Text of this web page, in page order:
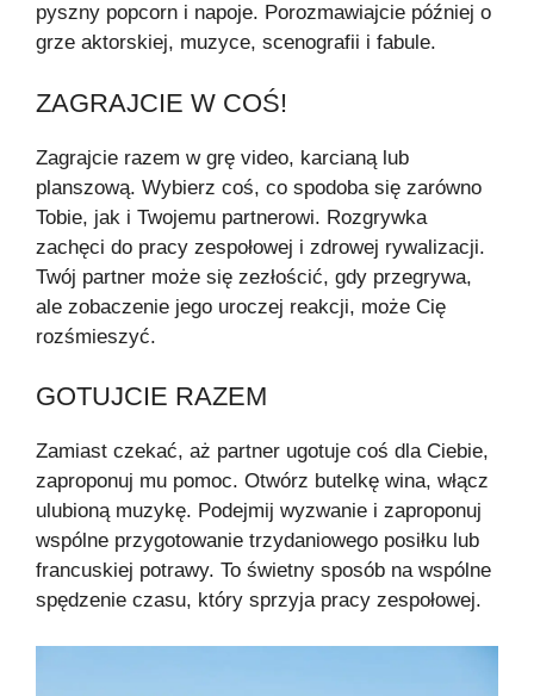
pyszny popcorn i napoje. Porozmawiajcie później o
grze aktorskiej, muzyce, scenografii i fabule.
ZAGRAJCIE W COŚ!
Zagrajcie razem w grę video, karcianą lub
planszową. Wybierz coś, co spodoba się zarówno
Tobie, jak i Twojemu partnerowi. Rozgrywka
zachęci do pracy zespołowej i zdrowej rywalizacji.
Twój partner może się zezłościć, gdy przegrywa,
ale zobaczenie jego uroczej reakcji, może Cię
rozśmieszyć.
GOTUJCIE RAZEM
Zamiast czekać, aż partner ugotuje coś dla Ciebie,
zaproponuj mu pomoc. Otwórz butelkę wina, włącz
ulubioną muzykę. Podejmij wyzwanie i zaproponuj
wspólne przygotowanie trzydaniowego posiłku lub
francuskiej potrawy. To świetny sposób na wspólne
spędzenie czasu, który sprzyja pracy zespołowej.